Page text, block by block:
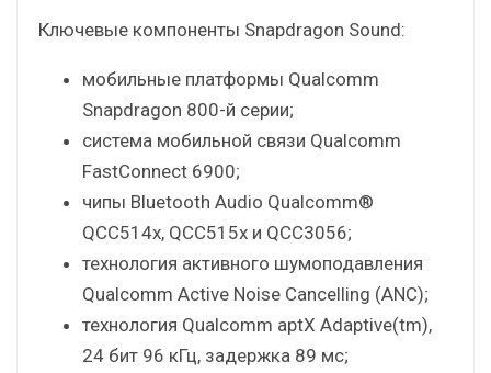
Ключевые компоненты Snapdragon Sound:
мобильные платформы Qualcomm
Snapdragon 800-й серии;
система мобильной связи Qualcomm
FastConnect 6900;
чипы Bluetooth Audio Qualcomm®
QCC514x, QCC515x и QCC3056;
технология активного шумоподавления
Qualcomm Active Noise Cancelling (ANC);
технология Qualcomm aptX Adaptive(tm),
24 бит 96 кГц, задержка 89 мс;